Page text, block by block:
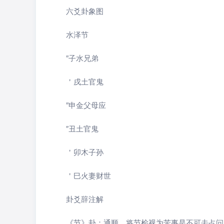
六爻卦象图
水泽节
″子水兄弟
＇戌土官鬼
″申金父母应
″丑土官鬼
＇卯木子孙
＇巳火妻财世
卦爻辞注解